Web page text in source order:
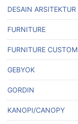
DESAIN ARSITEKTUR
FURNITURE
FURNITURE CUSTOM
GEBYOK
GORDIN
KANOPI/CANOPY